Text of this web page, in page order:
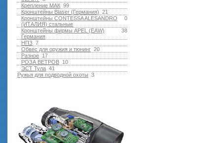
99
Крепление МАК
21
Кронштейны Blaser (Германия)
0
Кронштейны CONTESSA ALESANDRO
(ИТАЛИЯ) стальные
38
Кронштейны фирмы APEL (EAW)
Германия
7
НПЗ
20
Обвес для оружия и тюнинг
17
Разное
10
РОЗА ВЕТРОВ
41
ЭСТ Тула
3
Ружья для подводной оxоты